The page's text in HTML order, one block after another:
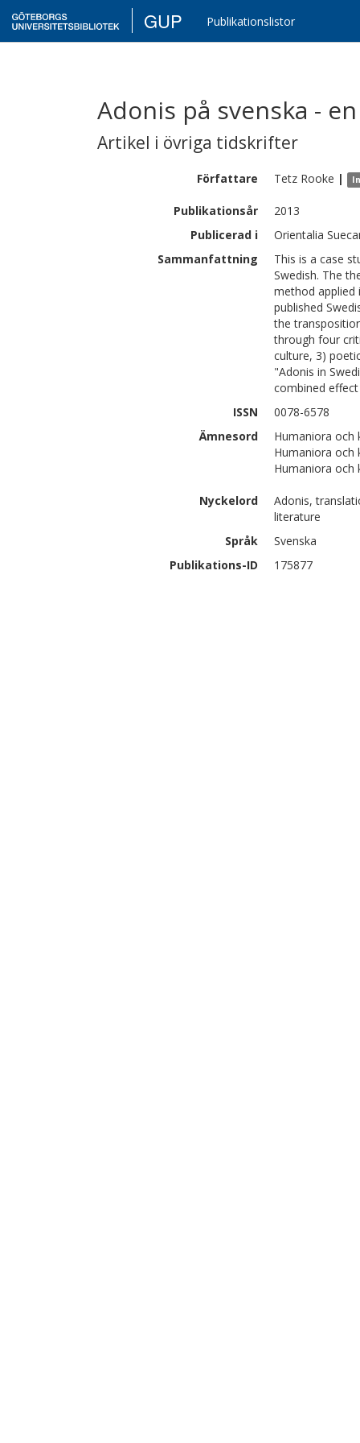
GUP Publikationslistor
Adonis på svenska -
Artikel i övriga tidskrifter
Författare Tetz Rooke |
Publikationsår
2013
Publicerad i
Orientalia
Sammanfattning
This is a case
Swedish. The
method applied
published
the
through four
culture, 3)
"Adonis in
combined
ISSN
0078-6578
Ämnesord
Humaniora
Humaniora och
Humaniora
Nyckelord
Adonis,
literature
Språk
Svenska
Publikations-ID
175877